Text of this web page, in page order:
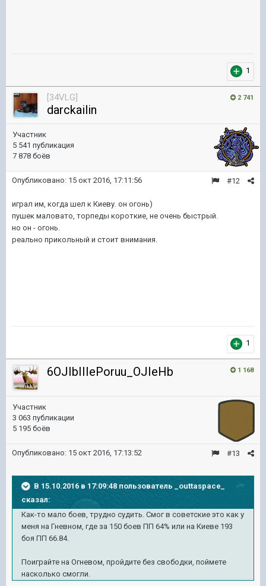
1
2 741
[34VLG]
darckailin
Участник
5 541 публикация
7 878 боёв
#12
Опубликовано: 15 окт 2016, 17:11:56
играл им, когда шел к Киеву. он огонь)
пушек маловато, торпеды короткие, не очень быстрый.
но он - огонь.
реально прикольный и стоит внимания.
1
1 168
6OJIbIIIePoruu_OJIeHb
Участник
3 063 публикации
5 195 боёв
#13
Опубликовано: 15 окт 2016, 17:13:52
В 15.10.2016 в 17:09:48 пользователь _outtaspace_
сказал:
Как-то мало боев, трудно судить. Смог в советские это как у
меня на Гневном, где за 150 боев ПП 64% или на Киеве 193
боя ПП 66.84.
Поиграйте на Огневом, пройдите без свободки, поймете
насколько смогли.